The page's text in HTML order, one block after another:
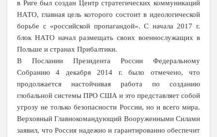
в Риге был создан Центр стратегических коммуникаций
НАТО, главная цель которого состоит в идеологической
борьбе с «российской пропагандой». С начала 2017 г.
блок НАТО начал размещать своих военнослужащих в
Польше и странах Прибалтики.
В Послании Президента России Федеральному
Собранию 4 декабря 2014 г. было отмечено, что
продолжается настойчивая работа по созданию
глобальной системы ПРО США и это представляет собой
угрозу не только безопасности России, но и всего мира.
Верховный Главнокомандующий Вооруженными Силами
заявил, что Россия надежно и гарантированно обеспечит